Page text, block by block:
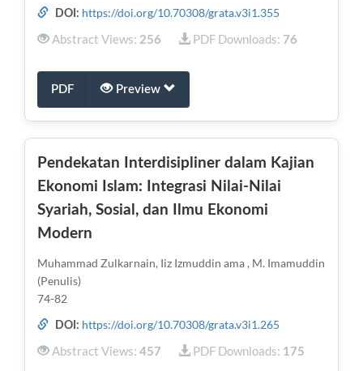
DOI: https://doi.org/10.70308/grata.v3i1.355
Abstract Views: 256 PDF Downloads: 76
PDF Preview
Pendekatan Interdisipliner dalam Kajian
Ekonomi Islam: Integrasi Nilai-Nilai
Syariah, Sosial, dan Ilmu Ekonomi
Modern
Muhammad Zulkarnain, Iiz Izmuddin ama , M. Imamuddin
(Penulis)
74-82
DOI: https://doi.org/10.70308/grata.v3i1.265
Abstract Views: 457 PDF Downloads: 175